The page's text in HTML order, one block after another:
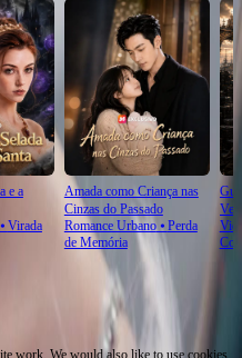
e a
Virada
Amada como Criança nas
Cinzas do Passado
Romance Urbano⦁ Perda
de Memória
o
work. We would also like to use cookies